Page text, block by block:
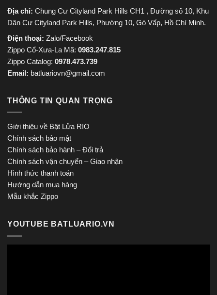
Địa chỉ: Chung Cư Cityland Park Hills CH1 , Đường số 10, Khu
Dân Cư Cityland Park Hills, Phường 10, Gò Vấp, Hồ Chí Minh.
Điện thoại: Zalo/Facebook
Zippo Cổ-Xưa-La Mã: 0983.247.815
Zippo Catalog: 0978.473.739
Email: batluariovn@gmail.com
THÔNG TIN QUAN TRỌNG
Giới thiệu về Bật Lửa RIO
Chính sách bảo mật
Chính sách bảo hành – Đổi trả
Chính sách vận chuyển – Giao nhận
Hình thức thanh toán
Hướng dẫn mua hàng
Mẫu khắc Zippo
YOUTUBE BATLUARIO.VN